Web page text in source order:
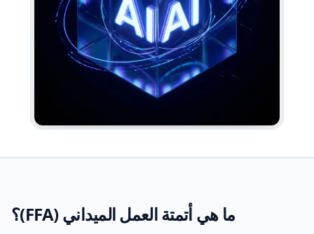
ما هي أتمتة العمل الميداني (FFA)؟